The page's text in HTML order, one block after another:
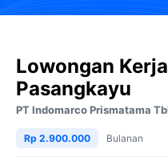
Lowongan
Pasangkayu
PT Indomarco Prismatama
Rp 2.900.000 Bulanan